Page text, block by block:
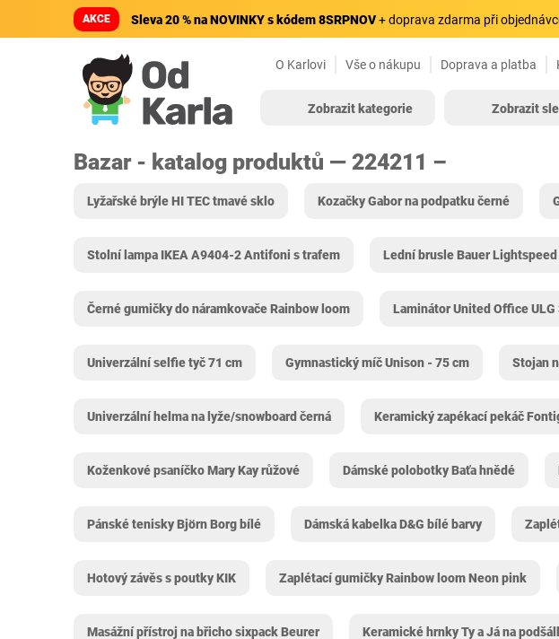
AKCE Sleva 20 % na NOVINKY s kódem 8SRPNOV+ doprava zdarma při
O Karlovi Vše o nákupu Doprava a platba
Zobrazit kategorie Zobrazit
Bazar - katalog produktů — 224211 –
Lyžařské brýle HI TEC tmavé sklo Kozačky Gabor na podpatku černé
Stolní lampa IKEA A9404-2 Antifoni s trafem Lední brusle Bauer Lightspeed
Černé gumičky do náramkovače Rainbow loom Laminátor United Office ULG
Univerzální selfie tyč 71 cm Gymnastický míč Unison - 75 cm Stojan
Univerzální helma na lyže/snowboard černá Keramický zapékací pekáč
Koženkové psaníčko Mary Kay růžové Dámské polobotky Baťa hnědé
Pánské tenisky Björn Borg bílé Dámská kabelka D&G bílé barvy
Hotový závěs s poutky KIK Zaplétací gumičky Rainbow loom Neon pink
Masážní přístroj na břicho sixpack Beurer Keramické hrnky Ty a Já na